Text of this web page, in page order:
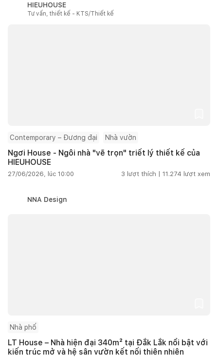
HIEUHOUSE
Tư vấn, thiết kế - KTS/Thiết kế
Contemporary – Đương đại Nhà vườn
Ngơi House - Ngôi nhà "vẽ trọn" triết lý thiết kế của
HIEUHOUSE
27/06/2026, lúc 10:00 3 lượt thích | 11.274 lượt xem
NNA Design
Nhà phố
LT House – Nhà hiện đại 340m² tại Đắk Lắk nổi bật với
kiến trúc mở và hệ sân vườn kết nối thiên nhiên